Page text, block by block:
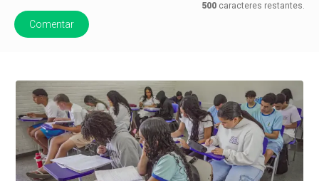
500caracteres restantes.
Comentar